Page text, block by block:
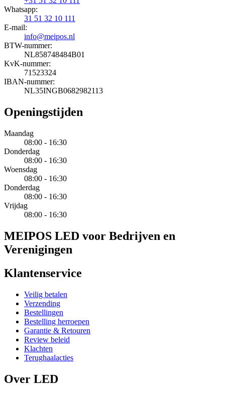
Whatsapp:
31 51 32 10 111
E-mail:
info@meipos.nl
BTW-nummer:
NL858748484B01
KvK-nummer:
71523324
IBAN-nummer:
NL35INGB0682982113
Openingstijden
Maandag
08:00 - 16:30
Donderdag
08:00 - 16:30
Woensdag
08:00 - 16:30
Donderdag
08:00 - 16:30
Vrijdag
08:00 - 16:30
MEIPOS LED voor Bedrijven en
Verenigingen
Klantenservice
Veilig betalen
Verzending
Bestellingen
Bestelling herroepen
Garantie & Retouren
Review beleid
Klachten
Terughaalacties
Over LED